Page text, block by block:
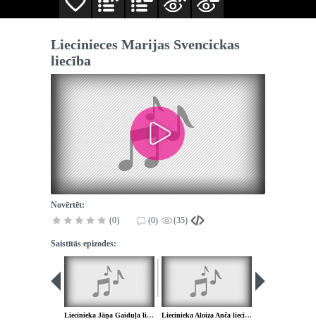
Liecinieces Marijas Svencickas
liecība
Novērtēt:
(0)
(0) (35)
Saistītās epizodes:
Liecinieka Jāņa Gaiduļa liecība Liecinieka Aloiza Anča liecība